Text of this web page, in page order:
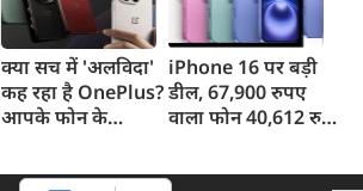
क्या सच में 'अलविदा'
कह रहा है OnePlus?
आपके फोन के
आया बड़ा अपडेट
iPhone 16 पर बड़ी
डील, 67,900 रुपए
वाला फोन 40,612 रुपए
मिलेगा डिस्काउंट